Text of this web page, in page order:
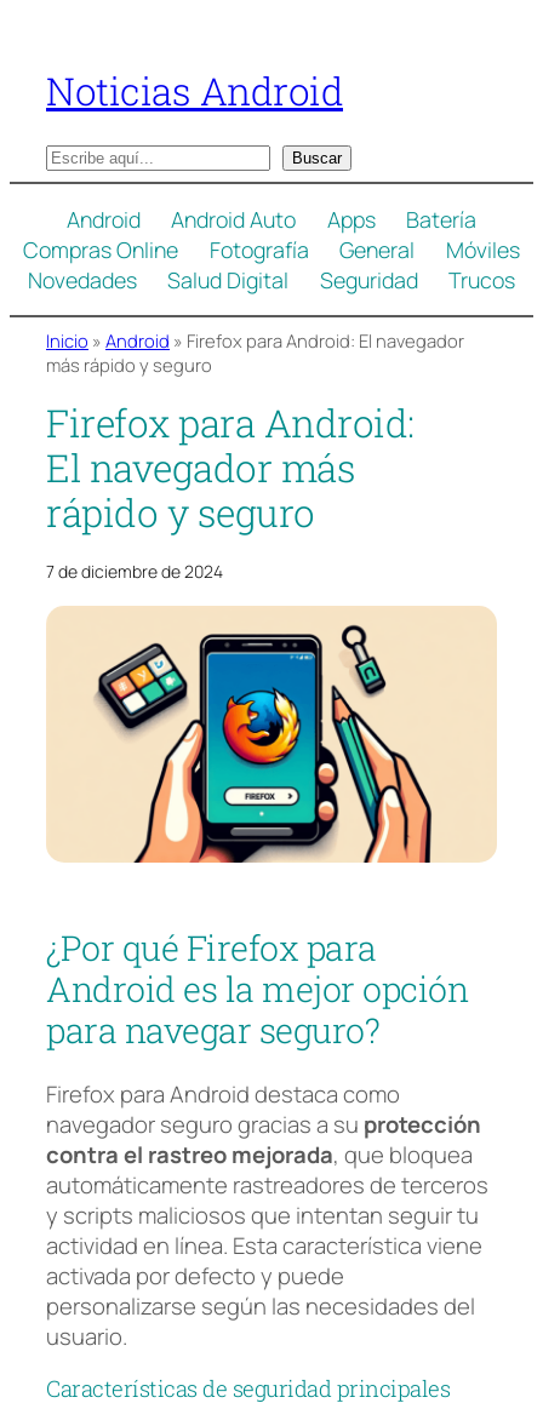
contenido
Noticias Android
B
u
c
a
r
Buscar
Android Android Auto Apps
Batería
Compras Online
Fotografía General
Móviles
Novedades
Salud Digital Seguridad Trucos
Inicio » Android » Firefox para Android: El navegador
más rápido y seguro
Firefox para Android:
El navegador más
rápido y seguro
7 de diciembre de 2024
¿Por qué Firefox para
Android es la mejor opción
para navegar seguro?
Firefox para Android destaca como
navegador seguro gracias a su protección
contra el rastreo mejorada, que bloquea
automáticamente rastreadores de terceros
y scripts maliciosos que intentan seguir tu
actividad en línea. Esta característica viene
activada por defecto y puede
personalizarse según las necesidades del
usuario.
Características de seguridad principales